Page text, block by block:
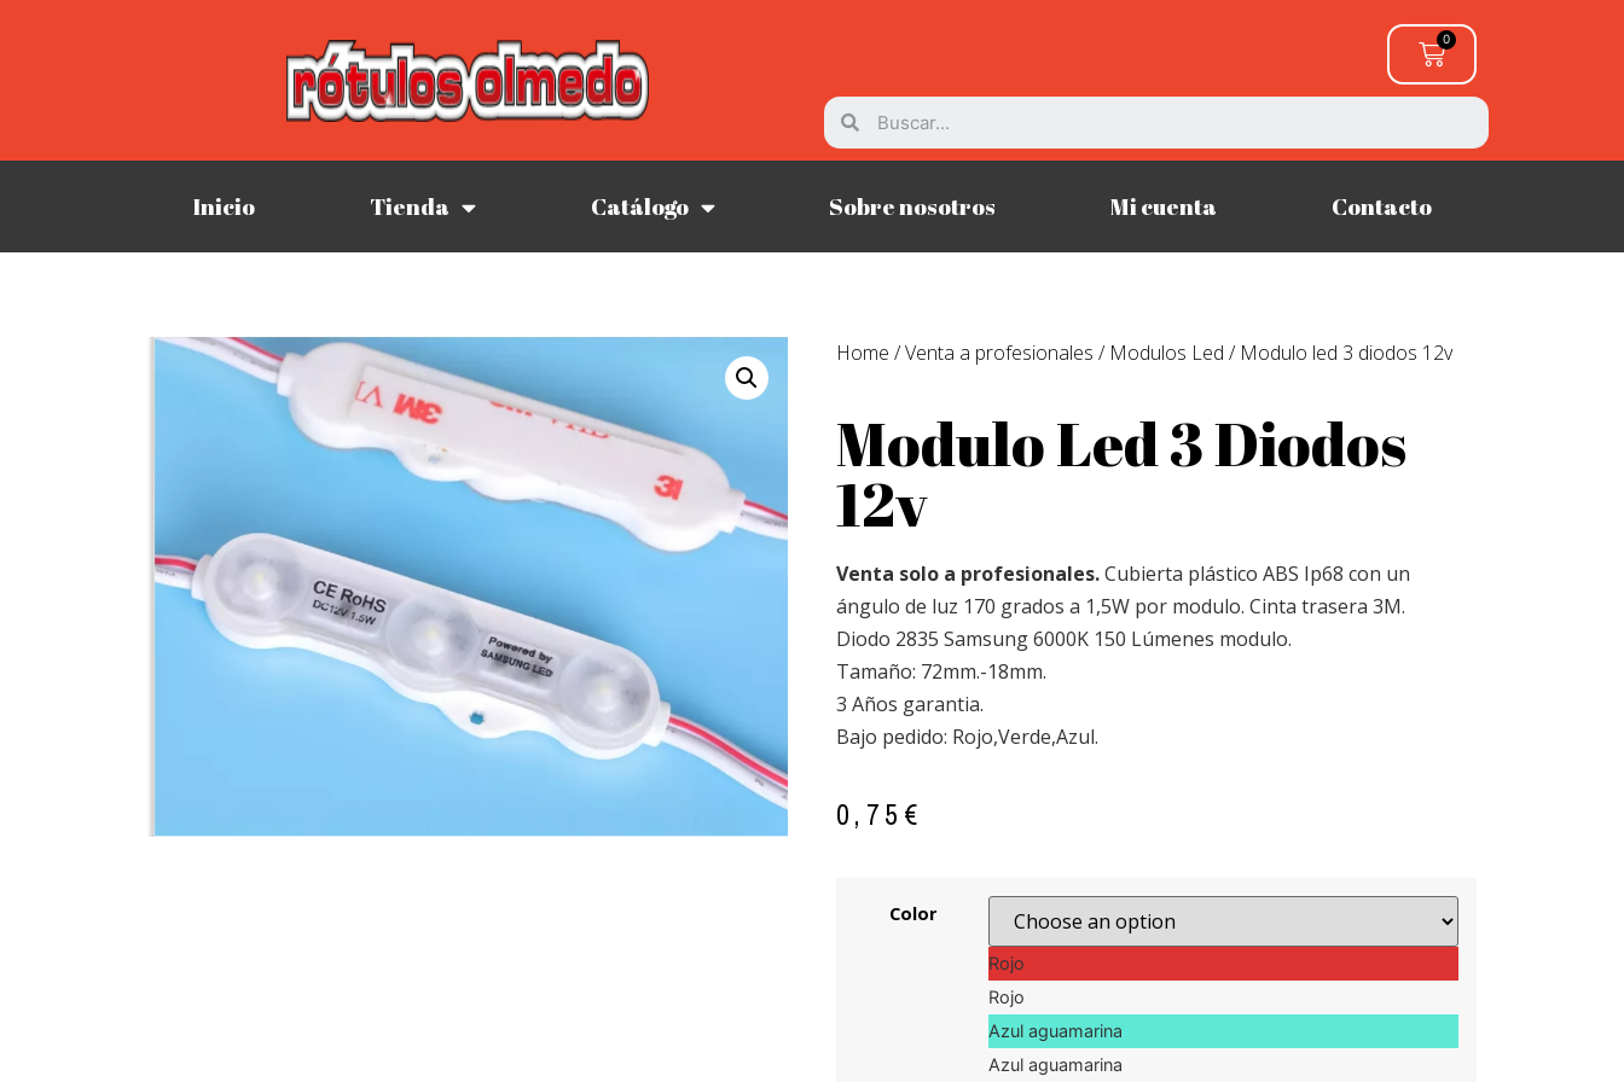
Inicio Tienda Catálogo Sobre nosotros Mi cuenta Contacto
Home /Venta a profesionales / Modulos Led / Modulo led 3 diodos 12v
Modulo Led 3 Diodos
12v
Venta solo a profesionales.Cubierta plástico ABS Ip68 con un
ángulo de luz 170 grados a 1,5W por modulo. Cinta trasera 3M.
Diodo 2835 Samsung 6000K 150 Lúmenes modulo.
Tamaño: 72mm.-18mm.
3 Años garantia.
Bajo pedido: Rojo,Verde,Azul.
0,75 €
Color
Rojo
Rojo
Azul aguamarina
Azul aguamarina